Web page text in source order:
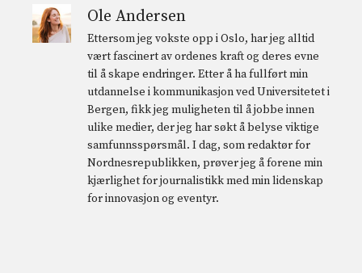
Ole Andersen
Ettersom jeg vokste opp i Oslo, har jeg alltid
vært fascinert av ordenes kraft og deres evne
til å skape endringer. Etter å ha fullført min
utdannelse i kommunikasjon ved Universitetet i
Bergen, fikk jeg muligheten til å jobbe innen
ulike medier, der jeg har søkt å belyse viktige
samfunnsspørsmål. I dag, som redaktør for
Nordnesrepublikken, prøver jeg å forene min
kjærlighet for journalistikk med min lidenskap
for innovasjon og eventyr.